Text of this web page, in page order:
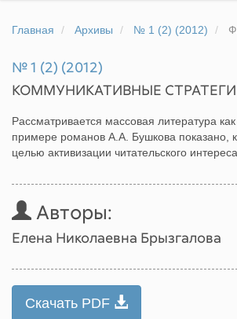
Главная Архивы № 1 (2) (2012)
№ 1 (2) (2012)
КОММУНИКАТИВНЫЕ
Рассматривается массовая литература
примере романов А.А. Бушкова показано,
целью активизации читательского интереса.
Авторы:
Елена Николаевна Брызгалова
Скачать PDF